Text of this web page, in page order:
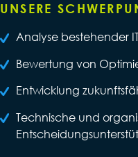
UNSERE
Analyse bestehender
Bewertung von
Entwicklung
Technische und